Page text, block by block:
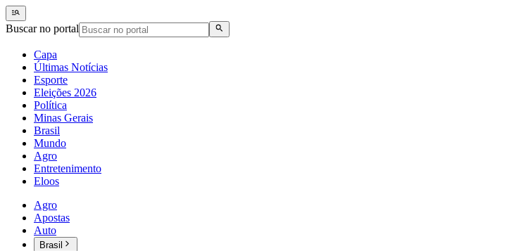
Buscar no portal
Capa
Últimas Notícias
Esporte
Eleições 2026
Política
Minas Gerais
Brasil
Mundo
Agro
Entretenimento
Eloos
Agro
Apostas
Auto
Brasil